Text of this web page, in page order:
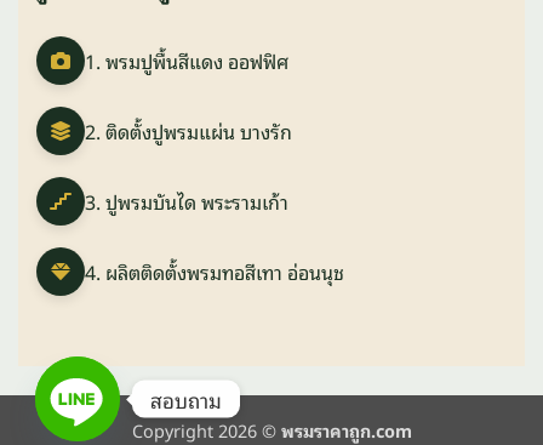
1. พรมปูพื้นสีแดง ออฟฟิศ
2. ติดตั้งปูพรมแผ่น บางรัก
3. ปูพรมบันได พระรามเก้า
4. ผลิตติดตั้งพรมทอสีเทา อ่อนนุช
Copyright 2026 ©พรมราคาถูก.com
สอบถาม